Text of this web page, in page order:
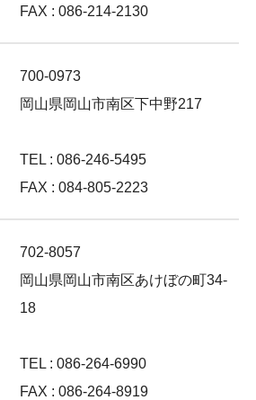
FAX : 086-214-2130
700-0973
岡山県岡山市南区下中野217
TEL : 086-246-5495
FAX : 084-805-2223
702-8057
岡山県岡山市南区あけぼの町34-
18
TEL : 086-264-6990
FAX : 086-264-8919